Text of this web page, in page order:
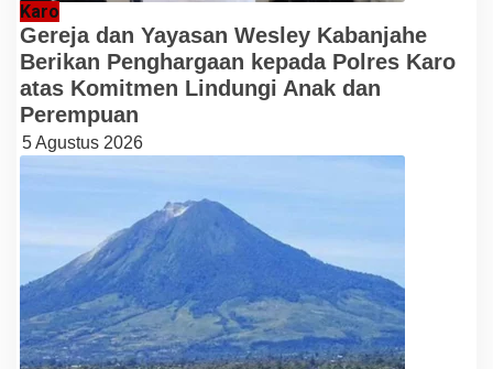
Karo
Gereja dan Yayasan Wesley Kabanjahe
Berikan Penghargaan kepada Polres Karo
atas Komitmen Lindungi Anak dan
Perempuan
5 Agustus 2026